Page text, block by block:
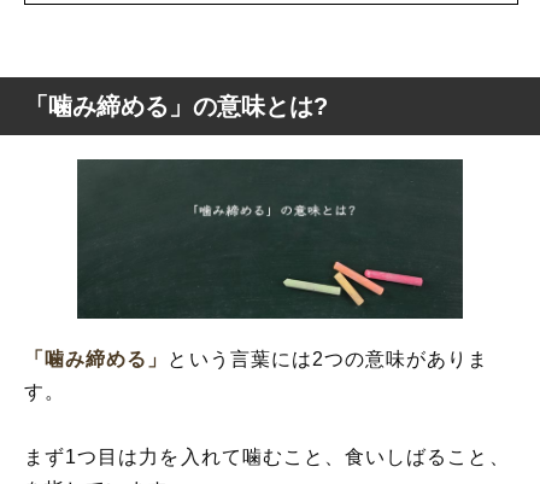
「噛み締める」の意味とは?
「噛み締める」の言葉の使い方
「噛み締める」を使った言葉と意味を解釈
「噛み締める」の類語や類義表現
「噛み締める」の意味とは?
「噛み締める」 という言葉には2つの意味がありま
す。
まず1つ目は力を入れて噛むこと、食いしばること、